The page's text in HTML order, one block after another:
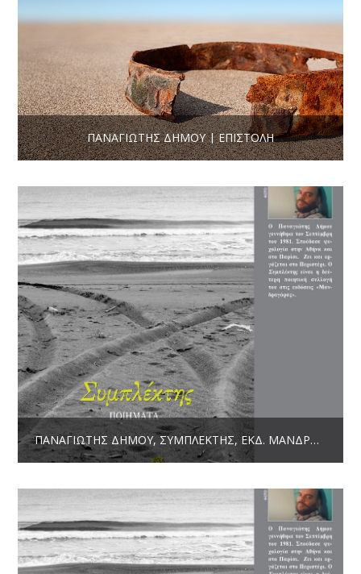
ΠΑΝΑΓΙΏΤΗΣ ΔΉΜΟΥ | ΕΠΙΣΤΟΛΉ
ΠΑΝΑΓΙΏΤΗΣ ΔΉΜΟΥ, ΣΥΜΠΛΈΚΤΗΣ, ΕΚΔ. ΜΑΝΔΡΑΓΌΡΑΣ 2019, ΣΕΛ. 48